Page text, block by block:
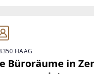
HAAG
Büroräume in